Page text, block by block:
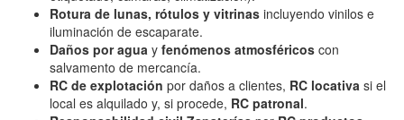
Rotura de lunas, rótulos y vitrinas incluyendo vinilos e
iluminación de escaparate.
Daños por agua y fenómenos atmosféricos con
salvamento de mercancía.
RC de explotación por daños a clientes, RC locativa si el
local es alquilado y, si procede, RC patronal.